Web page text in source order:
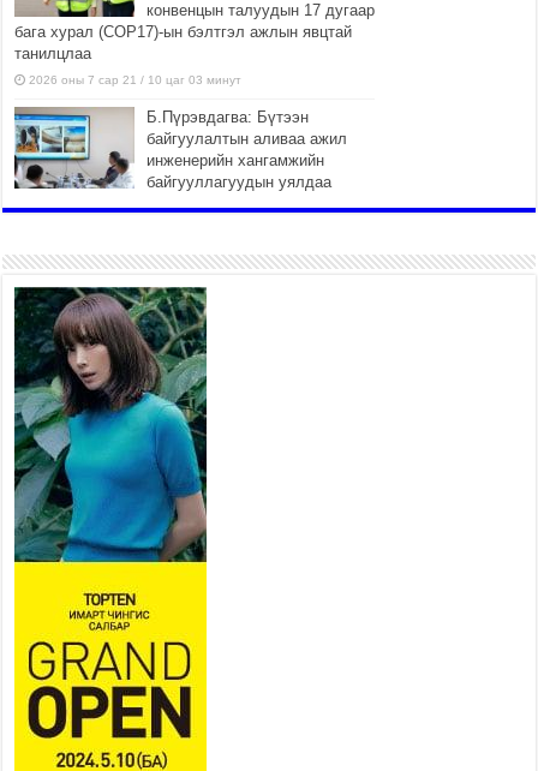
конвенцын талуудын 17 дугаар
бага хурал (СОР17)-ын бэлтгэл ажлын явцтай
танилцлаа
2026 оны 7 сар 21 / 10 цаг 03 минут
Б.Пүрэвдагва: Бүтээн
байгуулалтын аливаа ажил
инженерийн хангамжийн
байгууллагуудын уялдаа
холбоогүйгээс саатах ёсгүй
“Сэлбэ 20 минутын хот”
төслийн анхны 12 давхар
барилгын үндсэн карказ,
цутгалтын ажил дууслаа
2026 оны 7 сар 20 / 17 цаг 17 минут
Мопед, скүүтер, тэдгээртэй
адилтгах үзүүлэлт бүхий
тээврийн хэрэгсэлтэй
холбоотой нийслэлийн засаг
дарга захирамж гаргалаа
2026 оны 7 сар 20 / 17 цаг 11 минут
Төв цэвэрлэх байгууламжид хоногт дунджаар 3
тонн хатуу хог хаягдал ирж байна
2026 оны 7 сар 20 / 12 цаг 06 минут
“Эхийн алдар” одонгийн шаардлагыг
хөнгөрүүллээ
2026 оны 7 сар 20 / 11 цаг 51 минут
“Жил бүрийн өвөл, жил бүрийн ижил асуудал”
2026 оны 7 сар 20 / 11 цаг 16 минут